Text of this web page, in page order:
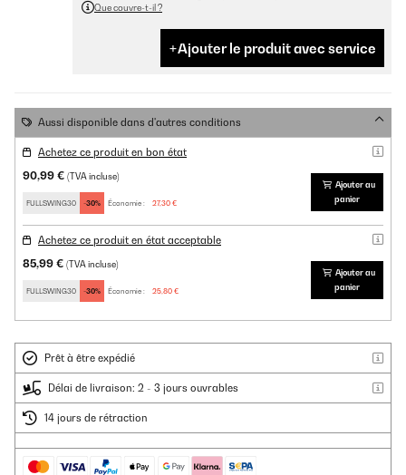
Que couvre-t-il ?
Ajouter le produit avec service
Aussi disponible dans d'autres conditions
Achetez ce produit en bon état
90,99 € (TVA incluse)
FULLSWING30 -30% Économie : 27,30 €
Ajouter au
panier
Achetez ce produit en état acceptable
85,99 € (TVA incluse)
FULLSWING30 -30% Économie : 25,80 €
Ajouter au
panier
Prêt à être expédié
Délai de livraison: 2 - 3 jours ouvrables
14 jours de rétraction